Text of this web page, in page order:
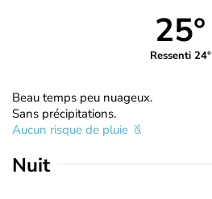
25°
Ressenti 24°
Beau temps peu nuageux.
Sans précipitations.
Aucun risque de pluie
Nuit